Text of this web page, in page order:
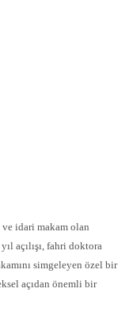
idari makam olan
açılışı, fahri doktora
simgeleyen özel bir
açıdan önemli bir